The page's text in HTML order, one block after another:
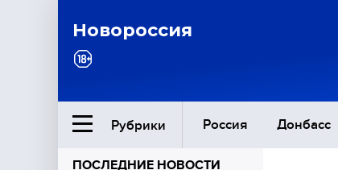
Новороссия
Рубрики Россия Донбасс
ПОСЛЕДНИЕ НОВОСТИ